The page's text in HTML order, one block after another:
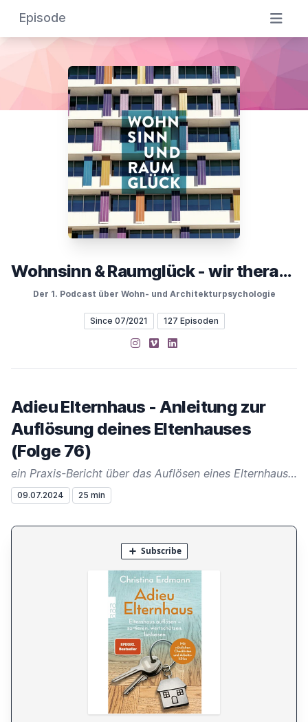
Episode
Wohnsinn & Raumglück - wir therapieren Räume!
Der 1. Podcast über Wohn- und Architekturpsychologie
Since 07/2021 127 Episoden
Instagram
VimeoLinkedIn
Adieu Elternhaus - Anleitung zur
Auflösung deines Eltenhauses
(Folge 76)
ein Praxis-Bericht über das Auflösen eines Elternhauses
09.07.2024 25 min